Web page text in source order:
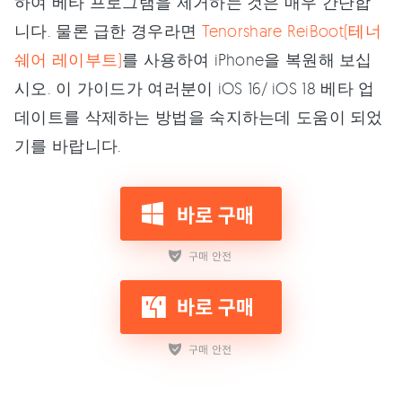
니다. 물론 급한 경우라면 Tenorshare ReiBoot(테너
쉐어 레이부트)를 사용하여 iPhone을 복원해 보십
시오. 이 가이드가 여러분이 iOS 16/ iOS 18 베타 업
데이트를 삭제하는 방법을 숙지하는데 도움이 되었
기를 바랍니다.